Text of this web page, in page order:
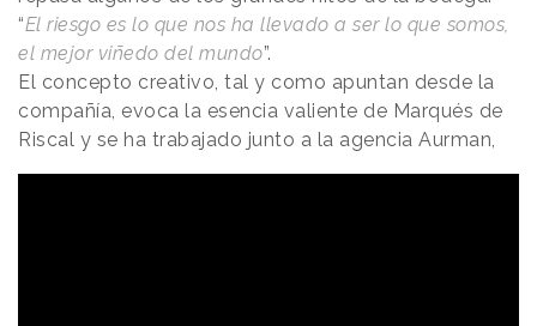
“El riesgo es lo que nos ha llevado a ser lo que somos,
el mejor viñedo del mundo”.
El concepto creativo, tal y como apuntan desde la
compañía, evoca la esencia valiente de Marqués de
Riscal y se ha trabajado junto a la agencia Aurman,